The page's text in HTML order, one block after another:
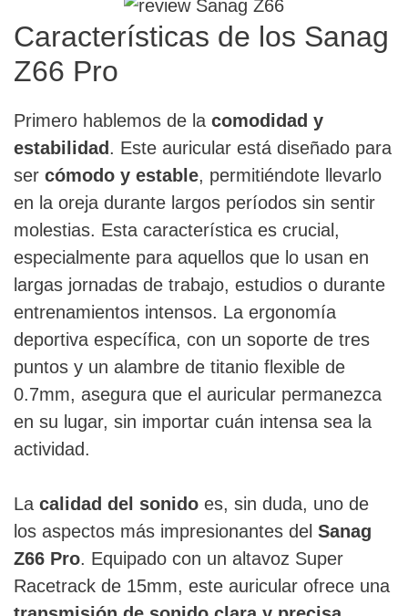
Características de los Sanag
Z66 Pro
Primero hablemos de la comodidad y
estabilidad . Este auricular está diseñado para
ser cómodo y estable, permitiéndote llevarlo
en la oreja durante largos períodos sin sentir
molestias. Esta característica es crucial,
especialmente para aquellos que lo usan en
largas jornadas de trabajo, estudios o durante
entrenamientos intensos. La ergonomía
deportiva específica, con un soporte de tres
puntos y un alambre de titanio flexible de
0.7mm, asegura que el auricular permanezca
en su lugar, sin importar cuán intensa sea la
actividad.
La calidad del sonido es, sin duda, uno de
los aspectos más impresionantes del Sanag
Z66 Pro. Equipado con un altavoz Super
Racetrack de 15mm, este auricular ofrece una